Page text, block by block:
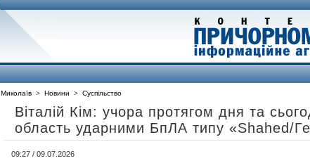
Миколаїв > Новини > Суспільство
Віталій Кім: учора протягом дня та
область ударними БпЛА типу «Shahed/
09:27 / 09.07.2026